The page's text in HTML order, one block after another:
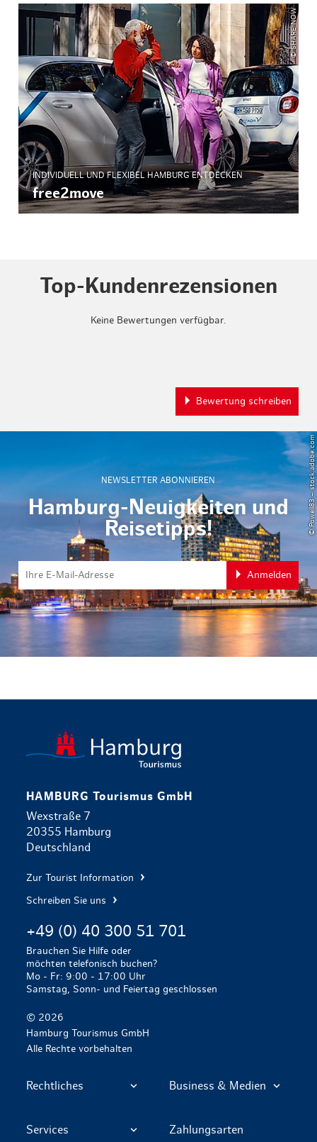
© SHARE NOW
INDIVIDUELL UND FLEXIBEL HAMBURG ENTDECKEN
free2move
Top-Kundenrezensionen
Keine Bewertungen verfügbar.
Bewertung schreiben
NEWSLETTER ABONNIEREN
Hamburg-Neuigkeiten und
Reisetipps!
Anmelden
© Powell83 – stock.adobe.com
HAMBURG Tourismus GmbH
Wexstraße 7
20355 Hamburg
Deutschland
Zur Tourist Information
Schreiben Sie uns
+49 (0) 40 300 51 701
Brauchen Sie Hilfe oder
möchten telefonisch buchen?
Mo - Fr: 9:00 - 17:00 Uhr
Samstag, Sonn- und Feiertag geschlossen
© 2026
Hamburg Tourismus GmbH
Alle Rechte vorbehalten
Rechtliches Business & Medien
Services Zahlungsarten